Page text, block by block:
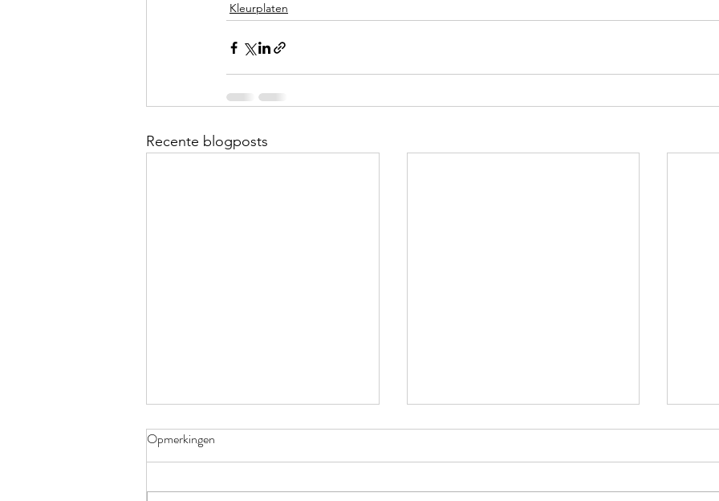
Kleurplaten
Recente blogposts
Opmerkingen